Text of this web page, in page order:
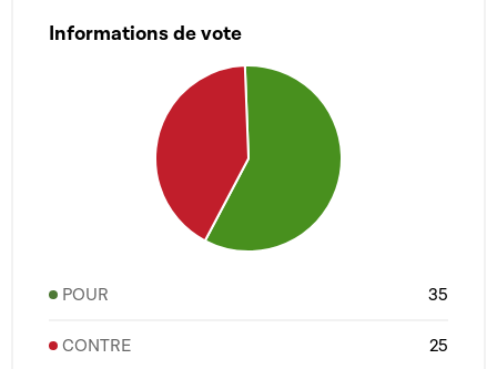
Informations de vote
POUR 35
CONTRE 25